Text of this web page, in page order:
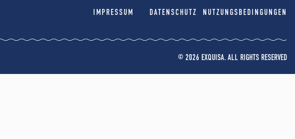
IMPRESSUM DATENSCHUTZ NUTZUNGSBEDINGUNGEN
© 2026 EXQUISA. ALL RIGHTS RESERVED